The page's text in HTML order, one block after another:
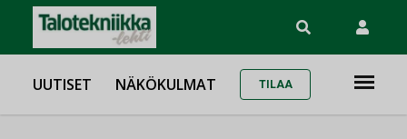
UUTISET NÄKÖKULMAT TILAA